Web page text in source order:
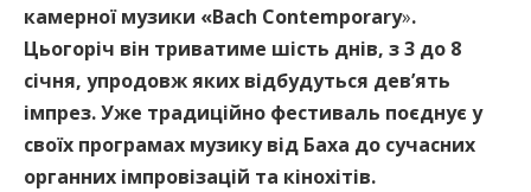
камерної музики «Bach Contemporary».
Цьогоріч він триватиме шість днів, з3 до 8
січня, упродовж яких відбудуться дев’ять
імпрез.Уже традиційно фестиваль поєднує у
своїх програмах музику від Баха до сучасних
органних імпровізацій та кінохітів.